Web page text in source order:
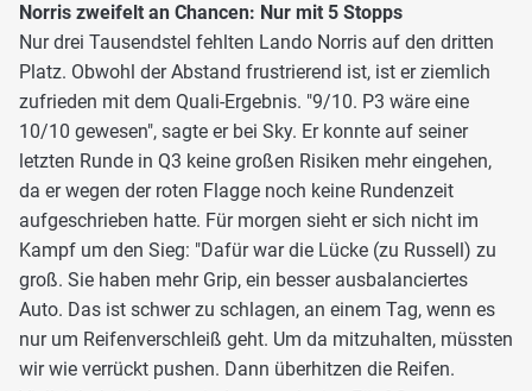
Norris zweifelt an Chancen: Nur mit 5 Stopps
Nur drei Tausendstel fehlten Lando Norris auf den dritten
Platz. Obwohl der Abstand frustrierend ist, ist er ziemlich
zufrieden mit dem Quali-Ergebnis. "9/10. P3 wäre eine
10/10 gewesen", sagte er bei Sky. Er konnte auf seiner
letzten Runde in Q3 keine großen Risiken mehr eingehen,
da er wegen der roten Flagge noch keine Rundenzeit
aufgeschrieben hatte. Für morgen sieht er sich nicht im
Kampf um den Sieg: "Dafür war die Lücke (zu Russell) zu
groß. Sie haben mehr Grip, ein besser ausbalanciertes
Auto. Das ist schwer zu schlagen, an einem Tag, wenn es
nur um Reifenverschleiß geht. Um da mitzuhalten, müssten
wir wie verrückt pushen. Dann überhitzen die Reifen.